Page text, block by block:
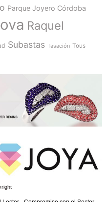
Parque Joyero Córdoba
Raquel
Subastas Tasación Tous